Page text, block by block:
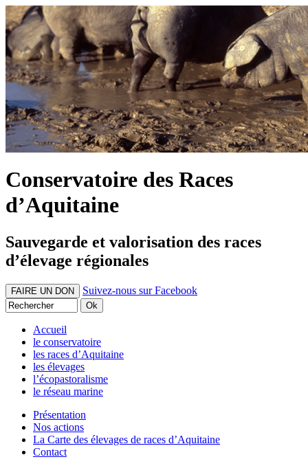
Conservatoire des Races
d’Aquitaine
Sauvegarde et valorisation des races
d’élevage régionales
FAIRE UN DON Suivez-nous sur Facebook
Accueil
le conservatoire
les races d’Aquitaine
les élevages
l’écopastoralisme
le réseau marine
Présentation
Nos actions
La Carte des élevages de races d’Aquitaine
Contact